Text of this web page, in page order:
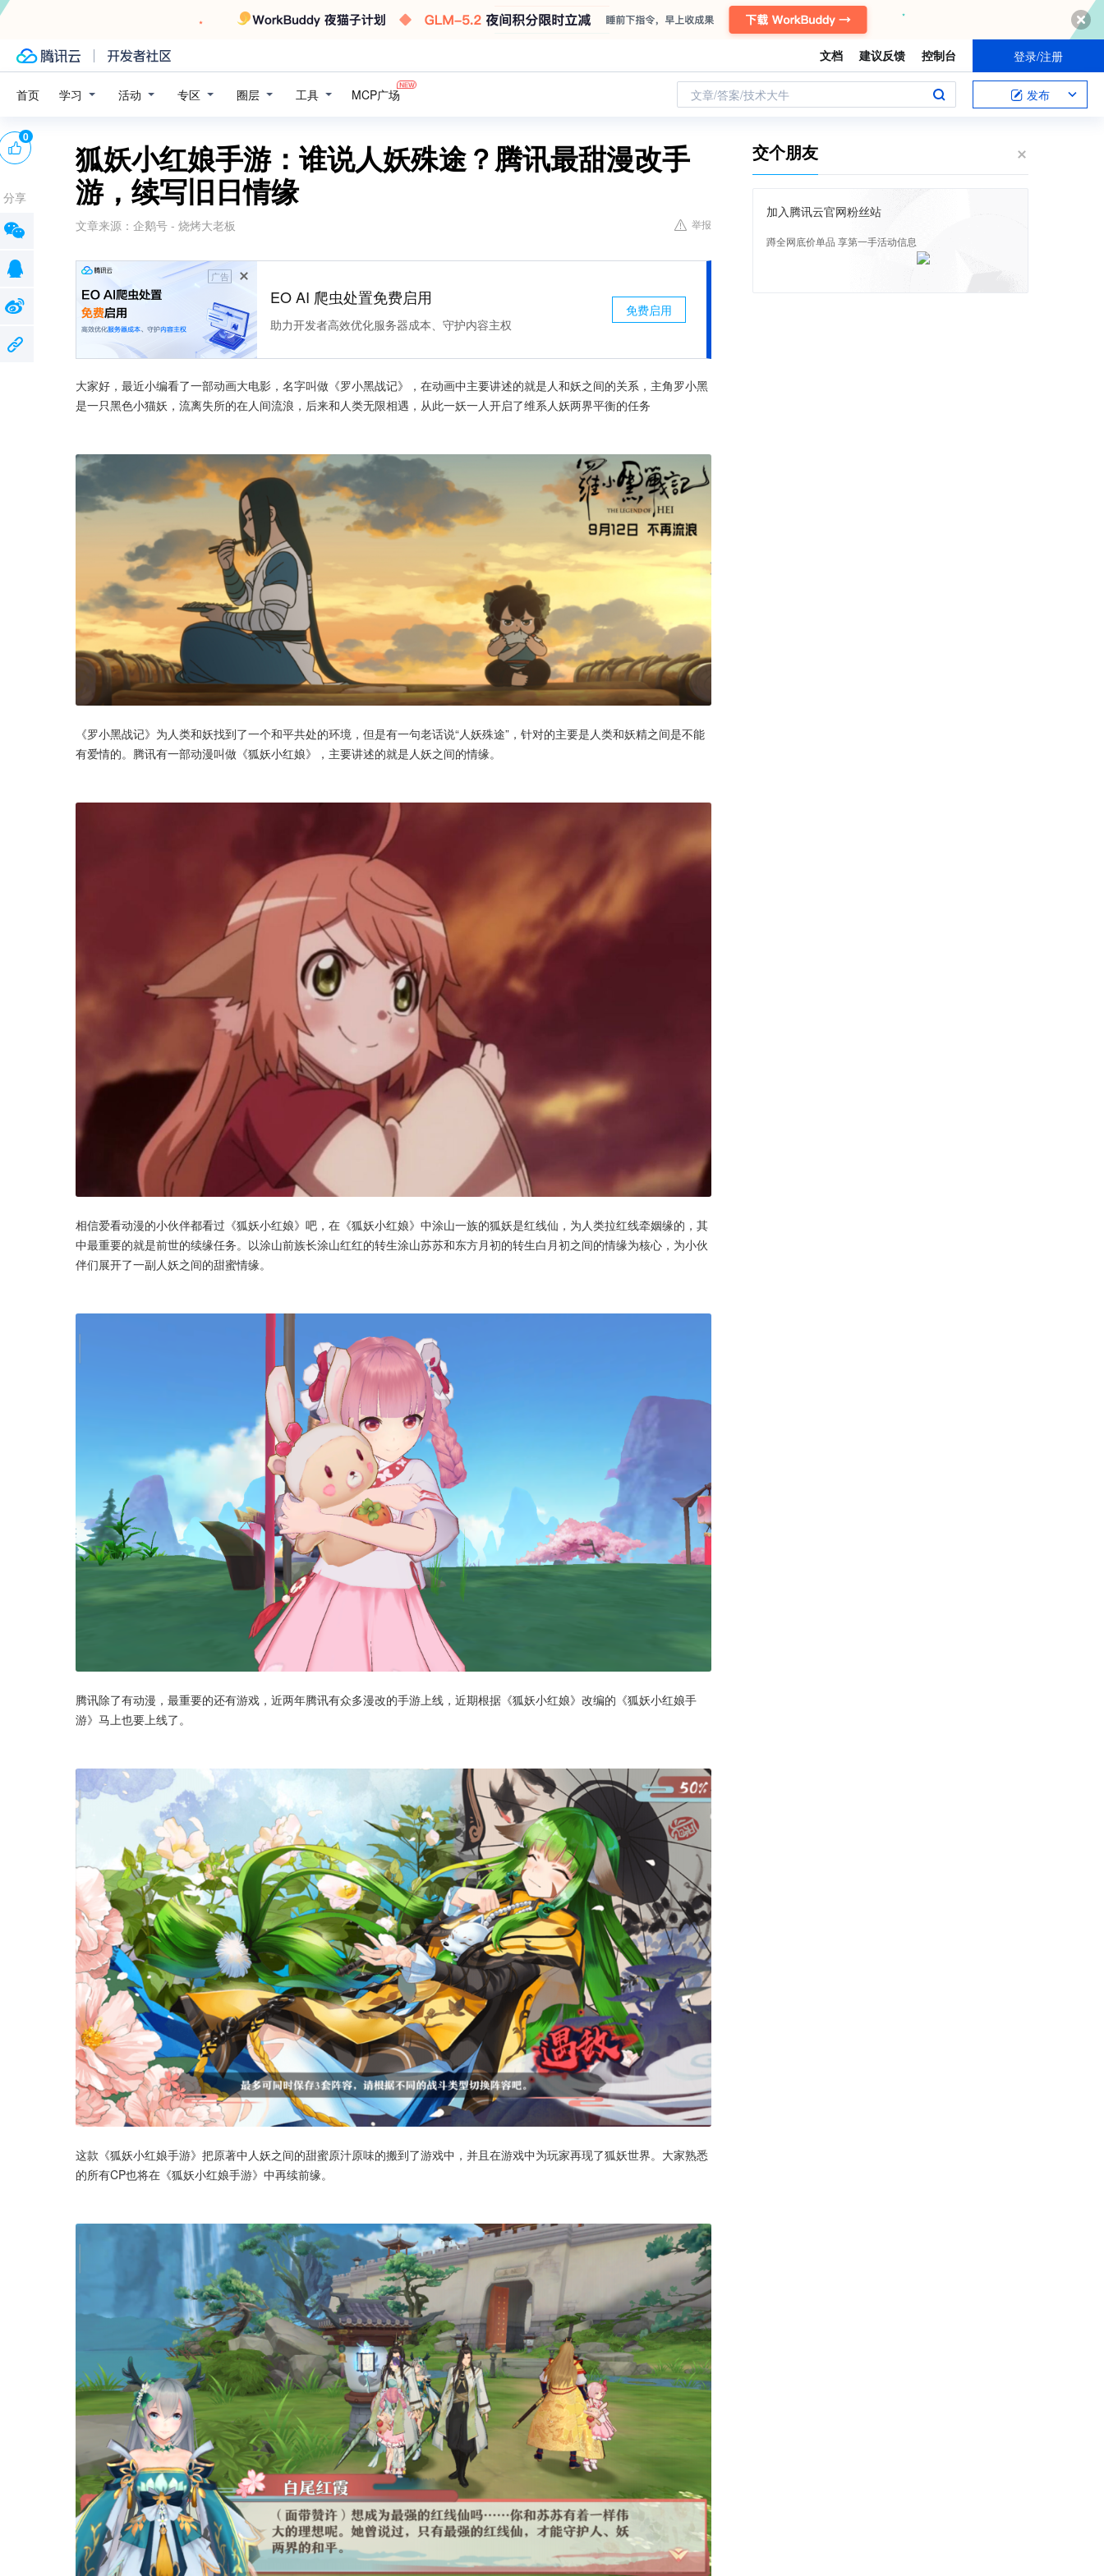
文档 建议反馈 控制台 登录/注册
首页 学习 活动 专区 圈层 工具 MCP广场 文章/答案/技术大牛 发布
狐妖小红娘手游：谁说人妖殊途？腾讯最甜漫改手
游，续写旧日情缘
文章来源： 企鹅号 - 烧烤大老板 举报
广告
EO AI 爬虫处置免费启用
助力开发者高效优化服务器成本、守护内容主权
免费启用
大家好，最近小编看了一部动画大电影，名字叫做《罗小黑战记》，在动画中主要讲述的就是人和妖之间的关系，主角罗小黑
是一只黑色小猫妖，流离失所的在人间流浪，后来和人类无限相遇，从此一妖一人开启了维系人妖两界平衡的任务
《罗小黑战记》为人类和妖找到了一个和平共处的环境，但是有一句老话说“人妖殊途”，针对的主要是人类和妖精之间是不能
有爱情的。腾讯有一部动漫叫做《狐妖小红娘》，主要讲述的就是人妖之间的情缘。
相信爱看动漫的小伙伴都看过《狐妖小红娘》吧，在《狐妖小红娘》中涂山一族的狐妖是红线仙，为人类拉红线牵姻缘的，其
中最重要的就是前世的续缘任务。以涂山前族长涂山红红的转生涂山苏苏和东方月初的转生白月初之间的情缘为核心，为小伙
伴们展开了一副人妖之间的甜蜜情缘。
腾讯除了有动漫，最重要的还有游戏，近两年腾讯有众多漫改的手游上线，近期根据《狐妖小红娘》改编的《狐妖小红娘手
游》马上也要上线了。
这款《狐妖小红娘手游》把原著中人妖之间的甜蜜原汁原味的搬到了游戏中，并且在游戏中为玩家再现了狐妖世界。大家熟悉
的所有CP也将在《狐妖小红娘手游》中再续前缘。
0
分享
交个朋友
加入腾讯云官网粉丝站
蹲全网底价单品 享第一手活动信息